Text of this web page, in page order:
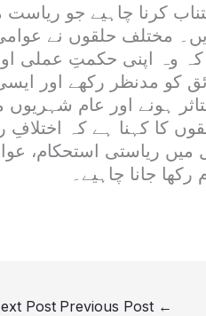
کرنا چاہیے جو ریاست
مختلف حلقوں نے
وہ اپنی حکمتِ عملی
کو مدنظر رکھے اور
ہونے اور عام شہریوں
کا کہنا ہے کہ اختلافِ
ریاستی استحکام،
جانا چاہیے۔
←
Post